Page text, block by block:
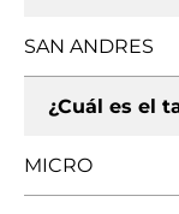
SAN ANDRES
¿Cuál es el
MICRO